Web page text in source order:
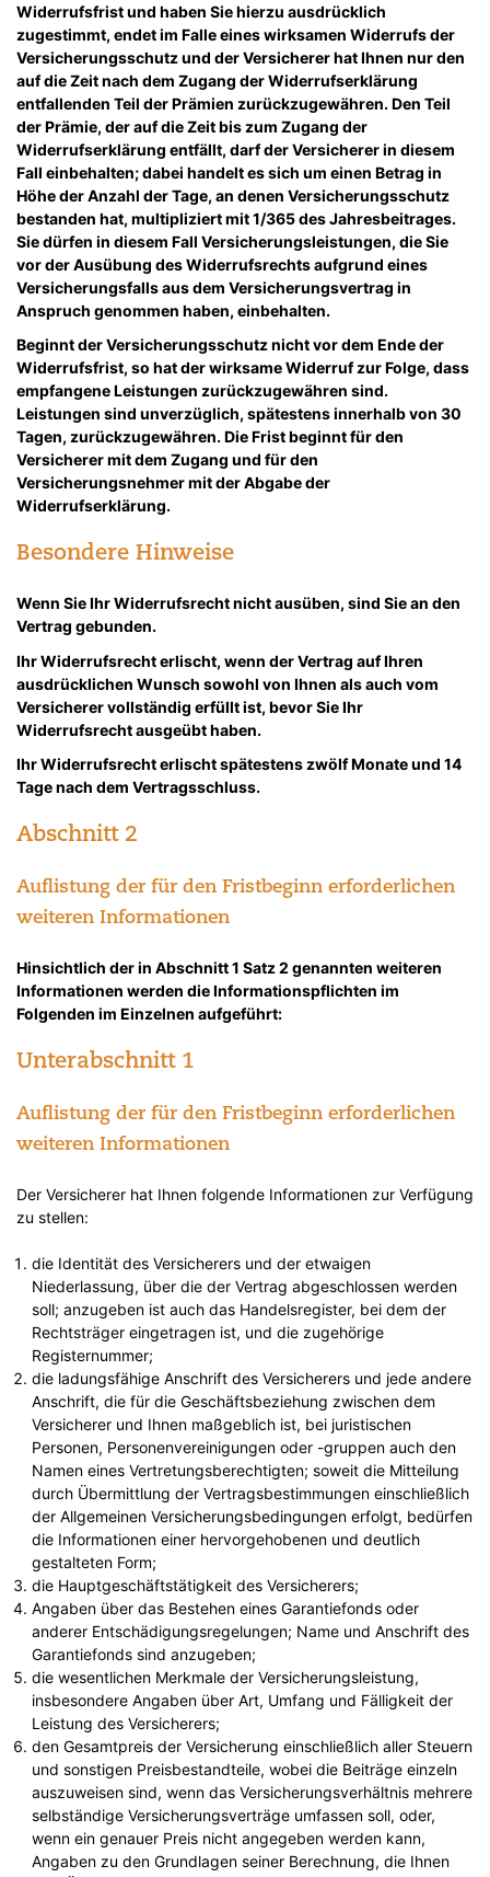
Widerrufsfrist und haben Sie hierzu ausdrücklich
zugestimmt, endet im Falle eines wirksamen Widerrufs der
Versicherungsschutz und der Versicherer hat Ihnen nur den
auf die Zeit nach dem Zugang der Widerrufserklärung
entfallenden Teil der Prämien zurückzugewähren. Den Teil
der Prämie, der auf die Zeit bis zum Zugang der
Widerrufserklärung entfällt, darf der Versicherer in diesem
Fall einbehalten; dabei handelt es sich um einen Betrag in
Höhe der Anzahl der Tage, an denen Versicherungsschutz
bestanden hat, multipliziert mit 1/365 des Jahresbeitrages.
Sie dürfen in diesem Fall Versicherungsleistungen, die Sie
vor der Ausübung des Widerrufsrechts aufgrund eines
Versicherungsfalls aus dem Versicherungsvertrag in
Anspruch genommen haben, einbehalten.
Beginnt der Versicherungsschutz nicht vor dem Ende der
Widerrufsfrist, so hat der wirksame Widerruf zur Folge, dass
empfangene Leistungen zurückzugewähren sind.
Leistungen sind unverzüglich, spätestens innerhalb von 30
Tagen, zurückzugewähren. Die Frist beginnt für den
Versicherer mit dem Zugang und für den
Versicherungsnehmer mit der Abgabe der
Widerrufserklärung.
Besondere Hinweise
Wenn Sie Ihr Widerrufsrecht nicht ausüben, sind Sie an den
Vertrag gebunden.
Ihr Widerrufsrecht erlischt, wenn der Vertrag auf Ihren
ausdrücklichen Wunsch sowohl von Ihnen als auch vom
Versicherer vollständig erfüllt ist, bevor Sie Ihr
Widerrufsrecht ausgeübt haben.
Ihr Widerrufsrecht erlischt spätestens zwölf Monate und 14
Tage nach dem Vertragsschluss.
Abschnitt 2
Auflistung der für den Fristbeginn erforderlichen
weiteren Informationen
Hinsichtlich der in Abschnitt 1 Satz 2 genannten weiteren
Informationen werden die Informationspflichten im
Folgenden im Einzelnen aufgeführt:
Unterabschnitt 1
Auflistung der für den Fristbeginn erforderlichen
weiteren Informationen
Der Versicherer hat Ihnen folgende Informationen zur Verfügung
zu stellen:
die Identität des Versicherers und der etwaigen
Niederlassung, über die der Vertrag abgeschlossen werden
soll; anzugeben ist auch das Handelsregister, bei dem der
Rechtsträger eingetragen ist, und die zugehörige
Registernummer;
die ladungsfähige Anschrift des Versicherers und jede andere
Anschrift, die für die Geschäftsbeziehung zwischen dem
Versicherer und Ihnen maßgeblich ist, bei juristischen
Personen, Personenvereinigungen oder -gruppen auch den
Namen eines Vertretungsberechtigten; soweit die Mitteilung
durch Übermittlung der Vertragsbestimmungen einschließlich
der Allgemeinen Versicherungsbedingungen erfolgt, bedürfen
die Informationen einer hervorgehobenen und deutlich
gestalteten Form;
die Hauptgeschäftstätigkeit des Versicherers;
Angaben über das Bestehen eines Garantiefonds oder
anderer Entschädigungsregelungen; Name und Anschrift des
Garantiefonds sind anzugeben;
die wesentlichen Merkmale der Versicherungsleistung,
insbesondere Angaben über Art, Umfang und Fälligkeit der
Leistung des Versicherers;
den Gesamtpreis der Versicherung einschließlich aller Steuern
und sonstigen Preisbestandteile, wobei die Beiträge einzeln
auszuweisen sind, wenn das Versicherungsverhältnis mehrere
selbständige Versicherungsverträge umfassen soll, oder,
wenn ein genauer Preis nicht angegeben werden kann,
Angaben zu den Grundlagen seiner Berechnung, die Ihnen